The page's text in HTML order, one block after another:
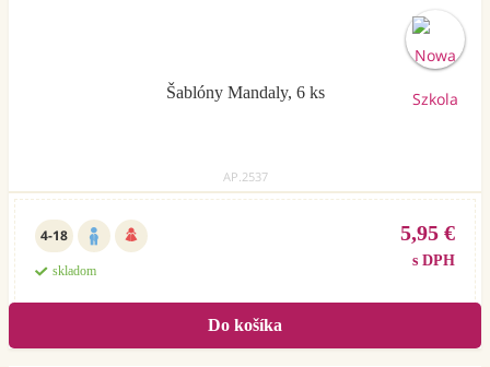
Šablóny Mandaly, 6 ks
AP.2537
4-18
skladom
5,95 €
s DPH